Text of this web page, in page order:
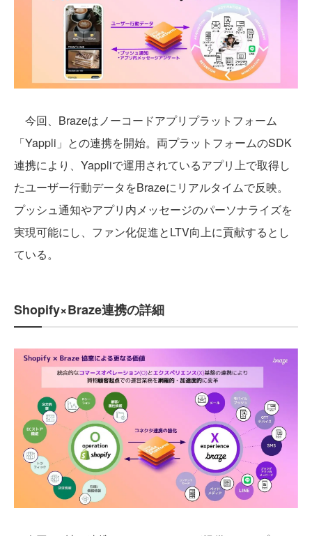
今回、Brazeはノーコードアプリプラットフォーム
「Yappli」との連携を開始。両プラットフォームのSDK
連携により、Yappliで運用されているアプリ上で取得し
たユーザー行動データをBrazeにリアルタイムで反映。
プッシュ通知やアプリ内メッセージのパーソナライズを
実現可能にし、ファン化促進とLTV向上に貢献するとし
ている。
Shopify×Braze連携の詳細